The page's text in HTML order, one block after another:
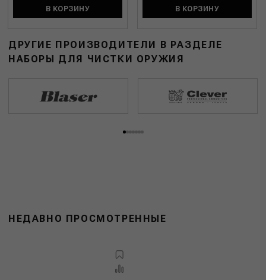
В КОРЗИНУ В КОРЗИНУ
ДРУГИЕ ПРОИЗВОДИТЕЛИ В РАЗДЕЛЕ
НАБОРЫ ДЛЯ ЧИСТКИ ОРУЖИЯ
НЕДАВНО ПРОСМОТРЕННЫЕ